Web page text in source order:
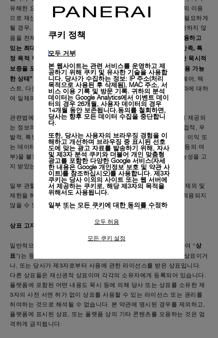
유해한 요소가 없다고 보증하지 않습니다. 플랫폼 또는 본건 자료의 이용
으로 재산, 자료, 장비, 데이터 또는 기타 요소의 서비스나 교체가 필요하게
될 경우, 당사는 해당 비용을 부담하지 않습니다. 상기 내용을 제한하지 않
음을 전제로, 플랫폼 상의 모든 내용은 사용자에게
관련법에서 허용하고
있는 최대한의 범위에서, 명시적 또는 묵시적 보증(상품성, 품질 만족, 특
정 목적 부합성, 합리적인 관리와 기술, 또는 침해의 부존재에 대한 묵시적
보증을 포함하나 이에 한정되지 않음) 없이, “있는 그대로” 및 “이용 가능
한 상태”로 제공됩니다. 당사와 그 공급업체는 본건 자료, 소프트웨어, 텍
스트, 다운로드, 그래픽 및 링크 또는 플랫폼 사용으로 얻게 될 결과에 대하
여 일체의 보증을 하지 않습니다.
관련법에서 허용하고 있는 최대한의 범위에서, 당사는 플랫폼에서 제공되
는 정보의 이용으로 인해 또는 이와 관련하여 발생하는 일체의 간접적, 우
발적, 특별 또는 결과적 손해, 또는 사용이익 상실, 영업 정지, 일실 이익 또
는 데이터 유실에 대하여, 행위의 형식(계약, 불법행위(과실 포함) 등의 여
부)을 불문하고 책임을 지지 않으며, 이는 당사가 해당 손해의 가능성을 고
지 받았는지 여부와 무관합니다.
일부 관할지의 소비자 보호에 관한 법률이 특정 보증 또는 책임의 제외 및
제한을 허용하지 않을 수 있어 상기 제외 및 제한 조항 중 일부가 적용되지
않을 수 있습니다.
상표 고지
일반적으로, 플랫폼에 표시된 모든 상표, 로고 및 서비스표(총칭하여 “상
표”)는 등록되거나, 등록되지 않았거나, 달리 보호를 받는 당사의 상표이거
나, 또는 당사가 제3자로부터 사용에 관한 라이선스를 받은 상표입니다.
다른 상표들은 재산권적 상표이며 각각의 소유자에게 등록되어 있습니다.
플랫폼에 포함된 어떤 내용도 묵시 등에 의해 당사 또는 상표를 소유한 제
3자의 사전 서면 허가 없이 상표를 사용할 수 있는 라이선스 또는 권리를
허여하는 것으로 해석될 수 없습니다. 본 약관에 명시된 경우를 제외하고,
플랫폼에 표시된 상표, 또는 플랫폼 상의 기타 콘텐츠를 오용하는 것은 엄
격하게 금지됩니다.
쿠키 정책
모두 거부
본 웹사이트는 관련 서비스를 운영하고 제
공하기 위해 쿠키 및 유사한 기술을 사용합
니다. 당사가 수집하는 정보: IP 주소(처리
목적으로 사용된 후 삭제됨), MAC 주소, 서
비스 이용 기록 및 방문 기록. 귀하의 분석
데이터는 Google Analytics에서 이벤트 데이
터의 경우 26개월, 사용자 데이터의 경우
14개월 동안 보존됩니다.동의를 철회하면,
당사는 향후 모든 데이터 수집을 중단합니
다.
또한, 당사는 사용자의 브라우징 경험을 이
해하고 개선하며 브라우징 중 표시된 선호
도에 맞는 광고 자료를 발송하기 위해, 자사
및 제3자 분석 쿠키와 더불어 개인 맞춤형
광고를 포함한 다양한 Google 서비스(자세
한 내용은 Google 개인정보 보호 및 약관 사
이트)를 참조하십시오)를 사용합니다. 제3자
쿠키는 당사 이외의 사이트 또는 웹 서버에
서 제공하는 쿠키로, 해당 제3자의 목적을
위해서도 사용됩니다.
일부 또는 모든 쿠키에 대한 동의를 수정하
거나 철회하려면 "쿠키 설정"을 클릭하거
수집하는 정보" 섹션을 참조하여 자세히 알
모든 쿠키의 사용에 동의하시려면 "모두 허
"모두 거부"를 클릭하시면 기술 쿠키만 사
용하는 데 동의하게 됩니다.
모두 허용
모든 쿠키 설정